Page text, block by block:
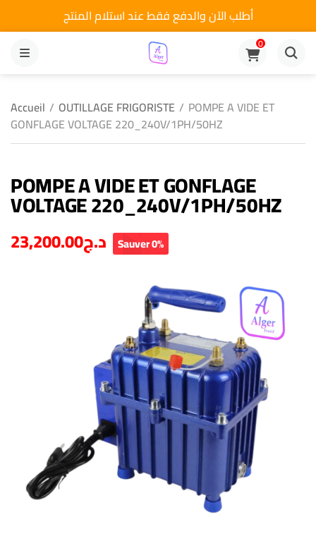
أطلب الآن والدفع فقط عند استلام المنتج
MENU
0
Accueil / OUTILLAGE FRIGORISTE / POMPE A VIDE ET
GONFLAGE VOLTAGE 220_240V/1PH/50HZ
POMPE A VIDE ET GONFLAGE
VOLTAGE 220_240V/1PH/50HZ
د.ج23,200.00 Sauver 0%